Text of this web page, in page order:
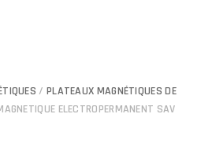
/ PLATEAUX MAGNÉTIQUES DE
ELECTROPERMANENT SAV